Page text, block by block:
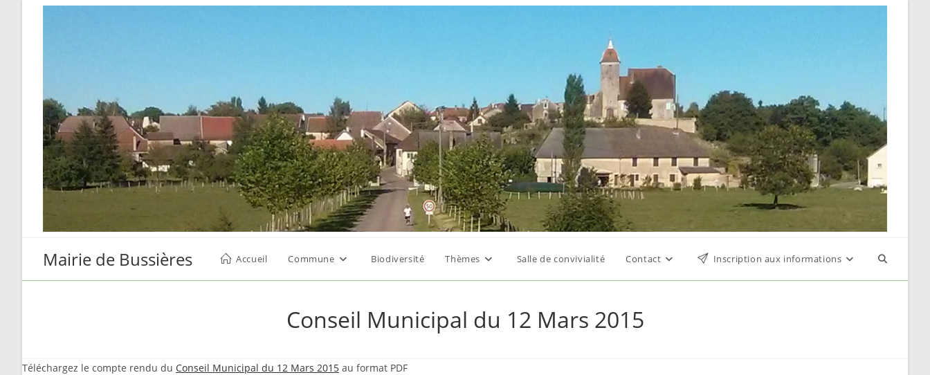
Mairie de Bussières Accueil Commune Biodiversité Thèmes Salle de convivialité Contact Inscription aux informations Toggle
Conseil Municipal du 12 Mars 2015
Téléchargez le compte rendu du Conseil Municipal du 12 Mars 2015 au format PDF